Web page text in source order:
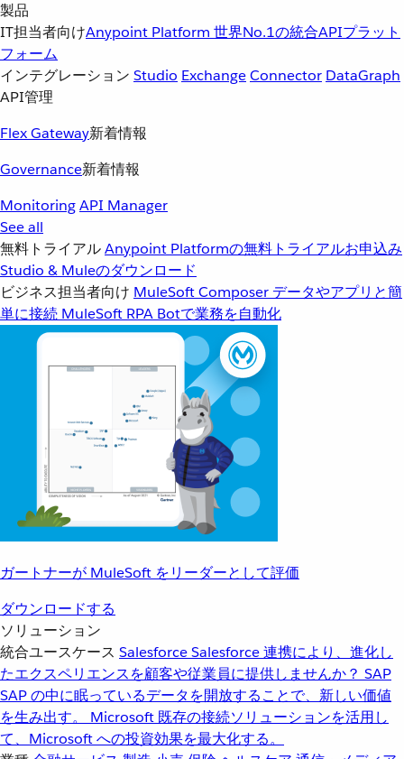
製品
IT担当者向けAnypoint Platform 世界No.1の統合APIプラット
フォーム
インテグレーション Studio ExchangeConnector DataGraph
API管理
Flex Gateway新着情報
Governance新着情報
MonitoringAPI Manager
See all
無料トライアルAnypoint Platformの無料トライアルお申込み
Studio & Muleのダウンロード
ビジネス担当者向け MuleSoft Composer データやアプリと簡
単に接続 MuleSoft RPA Botで業務を自動化
ガートナーが MuleSoft をリーダーとして評価
ダウンロードする
ソリューション
統合ユースケース SalesforceSalesforce 連携により、進化し
たエクスペリエンスを顧客や従業員に提供しませんか？ SAP
SAP の中に眠っているデータを開放することで、新しい価値
を生み出す。
Microsoft 既存の接続ソリューションを活用し
て、Microsoft への投資効果を最大化する。